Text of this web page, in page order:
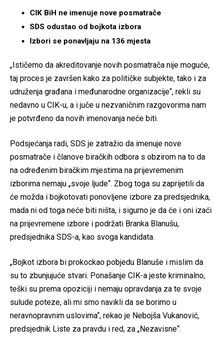
CIK BiH ne imenuje nove posmatrače
SDS odustao od bojkota izbora
Izbori se ponavljaju na 136 mjesta
„Ističemo da akreditovanje novih posmatrača nije moguće,
taj proces je završen kako za političke subjekte, tako i za
udruženja građana i međunarodne organizacije“, rekli su
nedavno u CIK-u, a i juče u nezvaničnim razgovorima nam
je potvrđeno da novih imenovanja neće biti.
Podsjećanja radi, SDS je zatražio da imenuje nove
posmatrače i članove biračkih odbora s obzirom na to da
na određenim biračkim mjestima na prijevremenim
izborima nemaju „svoje ljude“. Zbog toga su zaprijetili da
će možda i bojkotovati ponovljene izbore za predsjednika,
mada ni od toga neće biti ništa, i sigurno je da će i oni izaći
na prijevremene izbore i podržati Branka Blanušu,
predsjednika SDS-a, kao svoga kandidata.
„Bojkot izbora bi prokockao pobjedu Blanuše i mislim da
su to zbunjujuće stvari. Ponašanje CIK-a jeste kriminalno,
teški su prema opoziciji i nemaju opravdanja za te svoje
sulude poteze, ali mi smo navikli da se borimo u
neravnopravnim uslovima“, rekao je Nebojša Vukanović,
predsjednik Liste za pravdu i red, za „Nezavisne“.